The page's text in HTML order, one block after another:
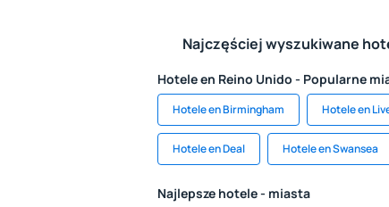
Najczęściej wyszukiwane
Hotele en Reino Unido - Popularne
Hotele en Birmingham Hotele en
Hotele en Deal Hotele en Swansea
Najlepsze hotele - miasta